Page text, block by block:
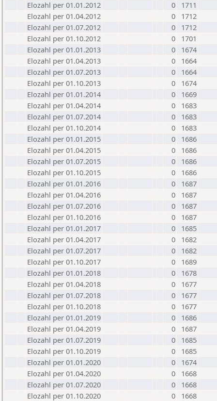
Elozahl per 01.01.2012
0
1711
Elozahl per 01.04.2012
0
1712
Elozahl per 01.07.2012
0
1712
Elozahl per 01.10.2012
0
1701
Elozahl per 01.01.2013
0
1674
Elozahl per 01.04.2013
0
1664
Elozahl per 01.07.2013
0
1664
Elozahl per 01.10.2013
0
1674
Elozahl per 01.01.2014
0
1669
Elozahl per 01.04.2014
0
1683
Elozahl per 01.07.2014
0
1683
Elozahl per 01.10.2014
0
1683
Elozahl per 01.01.2015
0
1686
Elozahl per 01.04.2015
0
1686
Elozahl per 01.07.2015
0
1686
Elozahl per 01.10.2015
0
1686
Elozahl per 01.01.2016
0
1687
Elozahl per 01.04.2016
0
1687
Elozahl per 01.07.2016
0
1687
Elozahl per 01.10.2016
0
1687
Elozahl per 01.01.2017
0
1685
Elozahl per 01.04.2017
0
1682
Elozahl per 01.07.2017
0
1682
Elozahl per 01.10.2017
0
1689
Elozahl per 01.01.2018
0
1678
Elozahl per 01.04.2018
0
1677
Elozahl per 01.07.2018
0
1677
Elozahl per 01.10.2018
0
1677
Elozahl per 01.01.2019
0
1686
Elozahl per 01.04.2019
0
1687
Elozahl per 01.07.2019
0
1685
Elozahl per 01.10.2019
0
1685
Elozahl per 01.01.2020
0
1674
Elozahl per 01.04.2020
0
1668
Elozahl per 01.07.2020
0
1668
Elozahl per 01.10.2020
0
1668